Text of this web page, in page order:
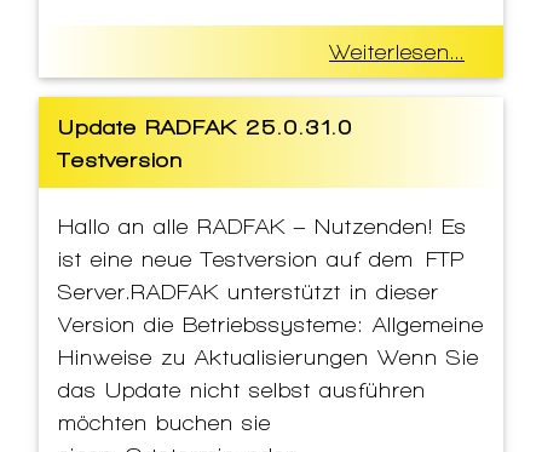
Weiterlesen...
Update RADFAK 25.0.31.0
Testversion
Hallo an alle RADFAK – Nutzenden! Es
ist eine neue Testversion auf dem FTP
Server.RADFAK unterstützt in dieser
Version die Betriebssysteme: Allgemeine
Hinweise zu Aktualisierungen Wenn Sie
das Update nicht selbst ausführen
möchten buchen sie